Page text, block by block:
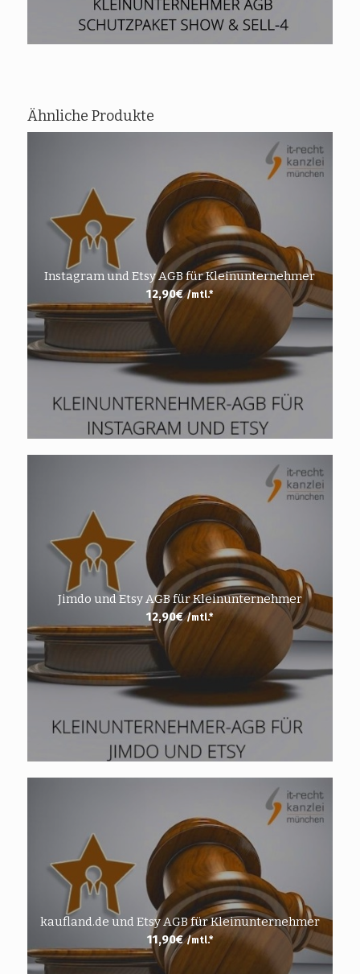
Ähnliche Produkte
Instagram und Etsy AGB für Kleinunternehmer
12,90€ /mtl.*
Jimdo und Etsy AGB für Kleinunternehmer
12,90€ /mtl.*
kaufland.de und Etsy AGB für Kleinunternehmer
11,90€ /mtl.*